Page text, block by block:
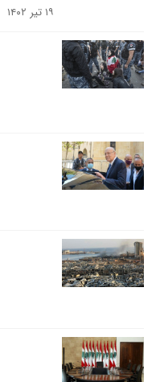
۱۹ تیر ۱۴۰۲